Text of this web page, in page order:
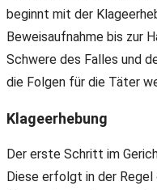
beginnt mit der
Beweisaufnahme bis zur
Schwere des Falles und
die Folgen für die Täter
Klageerhebung
Der erste Schritt im
Diese erfolgt in der